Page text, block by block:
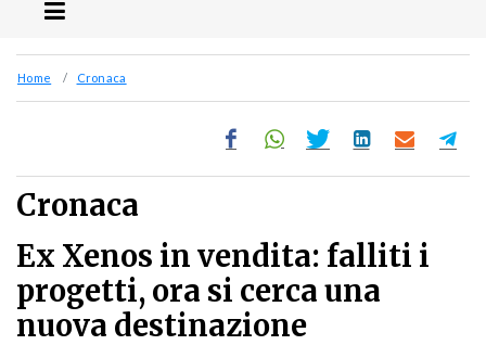
Home Cronaca
Cronaca
Ex Xenos in vendita: falliti i
progetti, ora si cerca una
nuova destinazione